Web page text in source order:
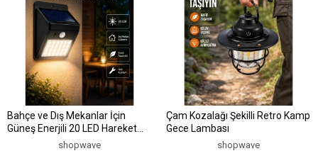
Bahçe ve Dış Mekanlar İçin
Güneş Enerjili 20 LED Hareket
Sensörlü Lamba Yeni Nesil
shopwave
Çam Kozalağı Şekilli Retro Kamp
Gece Lambası
shopwave